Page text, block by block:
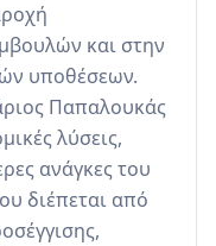
και στην
υποθέσεων.
Παπαλουκάς
λύσεις,
ανάγκες του
διέπεται από